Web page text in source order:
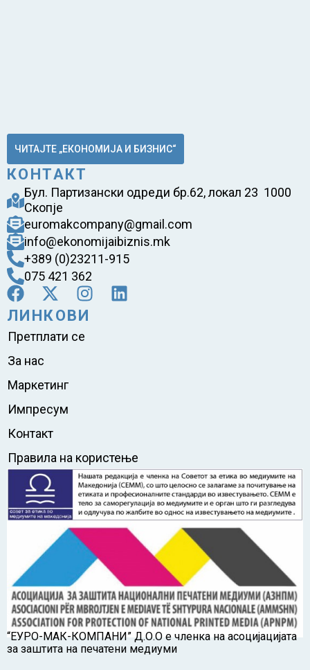
ЧИТАЈТЕ „ЕКОНОМИЈА И БИЗНИС“
КОНТАКТ
Бул. Партизански одреди бр.62, локал 23 1000
Скопје
euromakcompany@gmail.com
info@ekonomijaibiznis.mk
+389 (0)23211-915
075 421 362
ЛИНКОВИ
Претплати се
За нас
Маркетинг
Импресум
Контакт
Правила на користење
“ЕУРО-МАК-КОМПАНИ” Д.О.О е членка на асоцијацијата
за заштита на печатени медиуми